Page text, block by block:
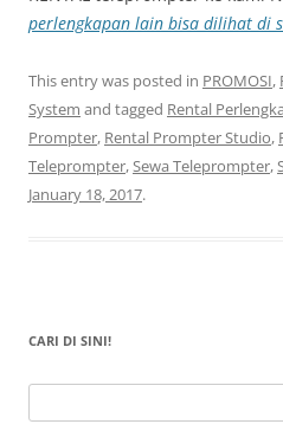
perlengkapan lain bisa dilihat di
This entry was posted in PROMOSI,
System and tagged Rental
Prompter, Rental Prompter Studio,
Teleprompter, Sewa Teleprompter,
January 18, 2017.
CARI DI SINI!
for: